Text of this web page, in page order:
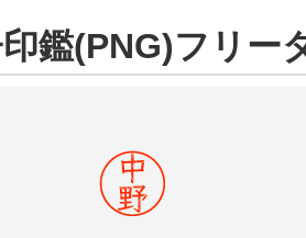
鑑(PNG)フリー